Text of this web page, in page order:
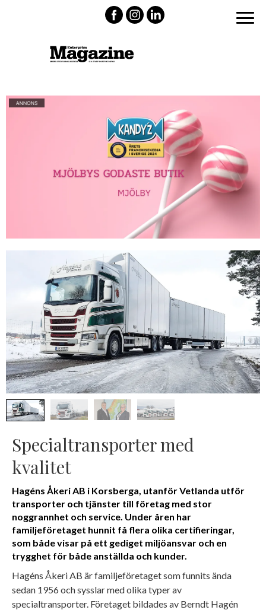
Specialtransporter med
kvalitet
Hagéns Åkeri AB i Korsberga, utanför Vetlanda utför
transporter och tjänster till företag med stor
noggrannhet och service. Under åren har
familjeföretaget hunnit få flera olika certifieringar,
som både visar på ett gediget miljöansvar och en
trygghet för både anställda och kunder.
Hagéns Åkeri AB är familjeföretaget som funnits ända
sedan 1956 och sysslar med olika typer av
specialtransporter. Företaget bildades av Berndt Hagén